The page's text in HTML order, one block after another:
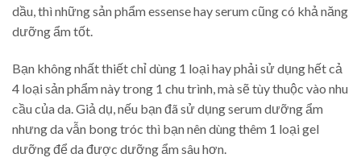
dầu, thì những sản phẩm essense hay serum cũng có khả năng
dưỡng ẩm tốt.
Bạn không nhất thiết chỉ dùng 1 loại hay phải sử dụng hết cả
4 loại sản phẩm này trong 1 chu trình, mà sẽ tùy thuộc vào nhu
cầu của da. Giả dụ, nếu bạn đã sử dụng serum dưỡng ẩm
nhưng da vẫn bong tróc thì bạn nên dùng thêm 1 loại gel
dưỡng để da được dưỡng ẩm sâu hơn.